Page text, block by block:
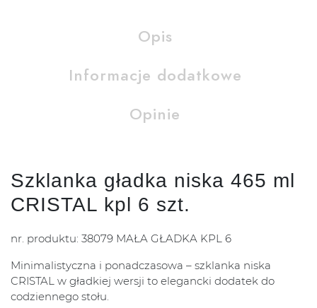
Opis
Informacje dodatkowe
Opinie
Szklanka gładka niska 465 ml
CRISTAL kpl 6 szt.
nr. produktu: 38079 MAŁA GŁADKA KPL 6
Minimalistyczna i ponadczasowa – szklanka niska
CRISTAL w gładkiej wersji to elegancki dodatek do
codziennego stołu.